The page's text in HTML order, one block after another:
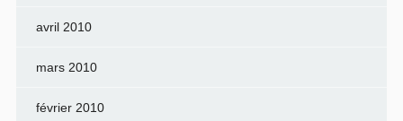
avril 2010
mars 2010
février 2010